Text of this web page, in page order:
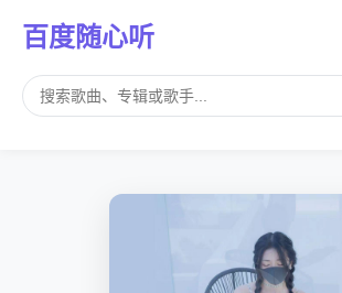
百度随心听